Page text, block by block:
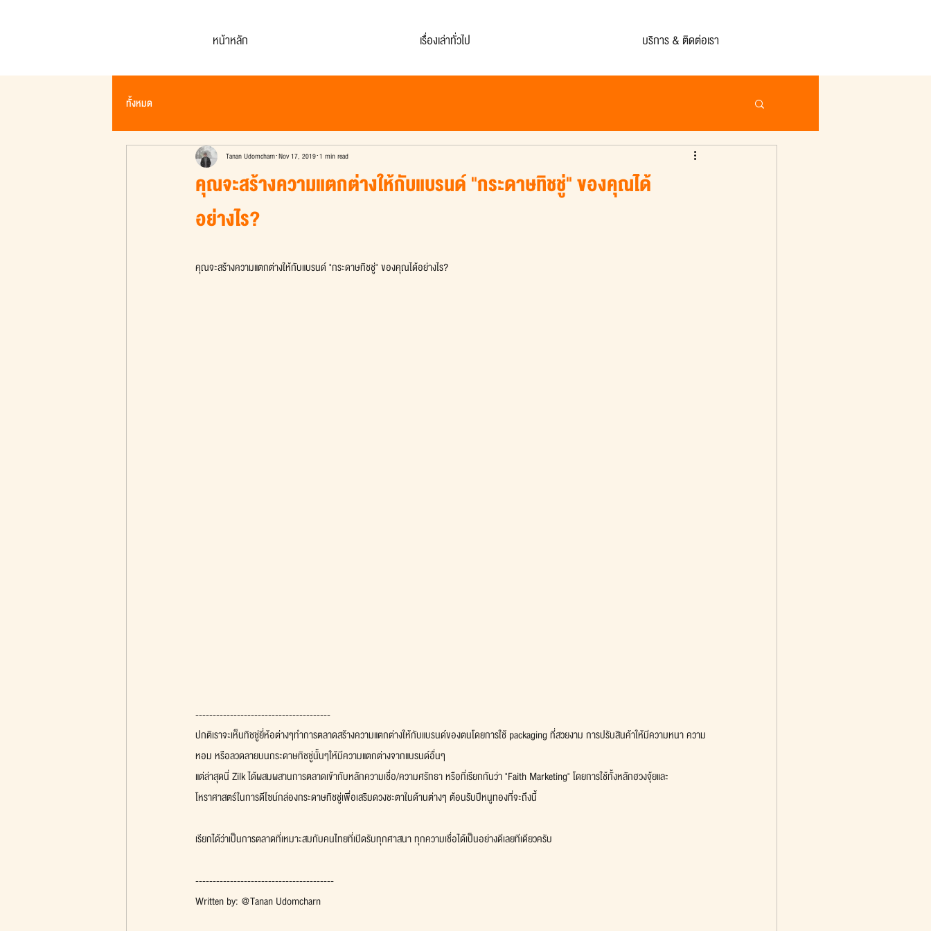
หน้าหลัก เรื่องเล่าทั่วไป บริการ & ติดต่อเรา
ทั้งหมด
คุณจะสร้างความแตกต่างให้กับแบรนด์ "กระดาษทิชชู่" ของคุณได้
อย่างไร?
Tanan Udomcharn Nov 17, 2019 1 min read
คุณจะสร้างความแตกต่างให้กับแบรนด์ "กระดาษทิชชู่" ของคุณได้อย่างไร?
---------------------------------------
ปกติเราจะเห็นทิชชู่ยี่ห้อต่างๆทำการตลาดสร้างความแตกต่างให้กับแบรนด์ของตนโดยการใช้ packaging ที่สวยงาม การปรับสินค้าให้มีความหนา ความ
หอม หรือลวดลายบนกระดาษทิชชู่นั้นๆให้มีความแตกต่างจากแบรนด์อื่นๆ
แต่ล่าสุดนี่ Zilk ได้ผสมผสานการตลาดเข้ากับหลักความเชื่อ/ความศรัทธา หรือที่เรียกกันว่า "Faith Marketing" โดยการใช้ทั้งหลักฮวงจุ้ยและ
โหราศาสตร์ในการดีไซน์กล่องกระดาษทิชชู่เพื่อเสริมดวงชะตาในด้านต่างๆ ต้อนรับปีหนูทองที่จะถึงนี้
เรียกได้ว่าเป็นการตลาดที่เหมาะสมกับคนไทยที่เปิดรับทุกศาสนา ทุกความเชื่อได้เป็นอย่างดีเลยทีเดียวครับ
----------------------------------------
Written by: @Tanan Udomcharn